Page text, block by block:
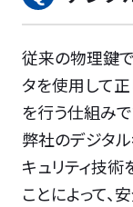
従来の物理鍵で
タを使用して
を行う仕組みで
弊社のデジタ
キュリティ技
ことによって